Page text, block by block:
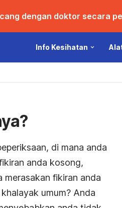
dengan doktor secara
Info Kesihatan
di mana anda
anda kosong,
fikiran anda
umum? Anda